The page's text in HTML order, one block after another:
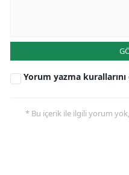
Yorum yazma kurallarını
* Bu içerik ile ilgili yorum